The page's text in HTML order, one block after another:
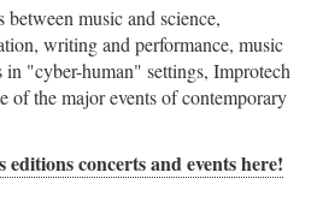
music and science,
writing and performance, music
in "cyber-human" settings, Improtech
of the major events of contemporary
concerts and events here!